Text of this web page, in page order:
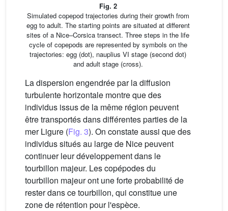
Fig. 2
Simulated copepod trajectories during their growth from
egg to adult. The starting points are situated at different
sites of a Nice–Corsica transect. Three steps in the life
cycle of copepods are represented by symbols on the
trajectories: egg (dot), nauplius VI stage (second dot)
and adult stage (cross).
La dispersion engendrée par la diffusion
turbulente horizontale montre que des
individus issus de la même région peuvent
être transportés dans différentes parties de la
mer Ligure (Fig. 3). On constate aussi que des
individus situés au large de Nice peuvent
continuer leur développement dans le
tourbillon majeur. Les copépodes du
tourbillon majeur ont une forte probabilité de
rester dans ce tourbillon, qui constitue une
zone de rétention pour l'espèce.